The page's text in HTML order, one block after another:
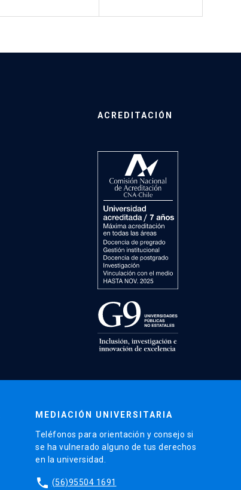
ACREDITACIÓN
MEDIACIÓN UNIVERSITARIA
Teléfonos para orientación y consejo si
se ha vulnerado alguno de tus derechos
en la universidad.
phone (56)95504 1691